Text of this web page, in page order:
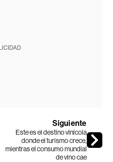
Siguiente
Este es el destino vinícola
donde el turismo crece,
mientras el consumo mundial
de vino cae